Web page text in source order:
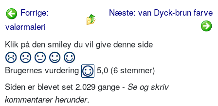
Forrige:
valørmaleri
Næste: van Dyck-brun farve
Klik på den smiley du vil give denne side
Brugernes vurdering 5,0 (6 stemmer)
Siden er blevet set 2.029 gange - Se og skriv
kommentarer herunder.